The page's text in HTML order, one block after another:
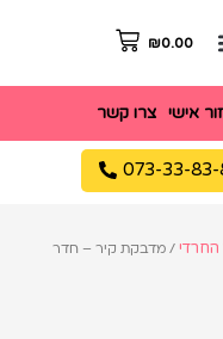
₪0.00
אישי צרו קשר
073-33-83-
החרדי / מדבקת קיר – חדר